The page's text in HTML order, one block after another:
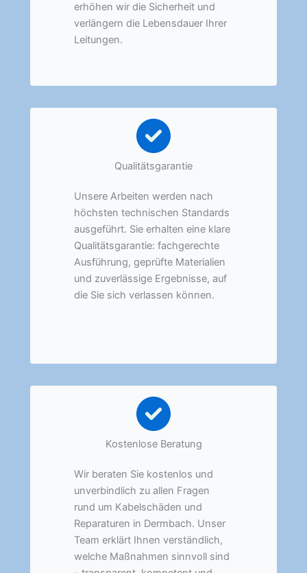
erhöhen wir die Sicherheit und
verlängern die Lebensdauer Ihrer
Leitungen.
Qualitätsgarantie
Unsere Arbeiten werden nach
höchsten technischen Standards
ausgeführt. Sie erhalten eine klare
Qualitätsgarantie: fachgerechte
Ausführung, geprüfte Materialien
und zuverlässige Ergebnisse, auf
die Sie sich verlassen können.
Kostenlose Beratung
Wir beraten Sie kostenlos und
unverbindlich zu allen Fragen
rund um Kabelschäden und
Reparaturen in Dermbach. Unser
Team erklärt Ihnen verständlich,
welche Maßnahmen sinnvoll sind